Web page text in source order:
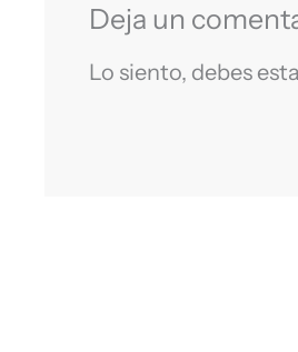
Deja un
Lo siento, debes